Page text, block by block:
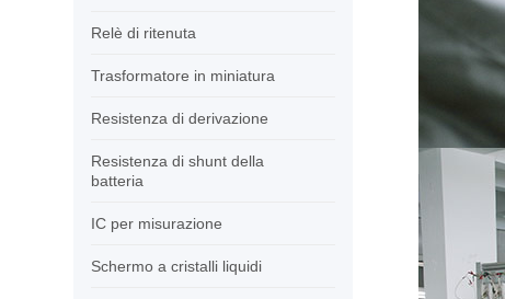
Relè di ritenuta
Trasformatore in miniatura
Resistenza di derivazione
Resistenza di shunt della
batteria
IC per misurazione
Schermo a cristalli liquidi